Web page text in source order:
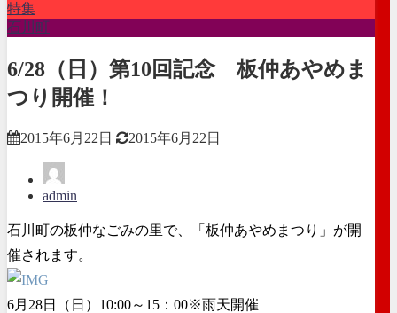
特集
石川町
6/28（日）第10回記念 板仲あやめま
つり開催！
2015年6月22日 2015年6月22日
admin
石川町の板仲なごみの里で、「板仲あやめまつり」が開
催されます。
6月28日（日）10:00～15：00※雨天開催